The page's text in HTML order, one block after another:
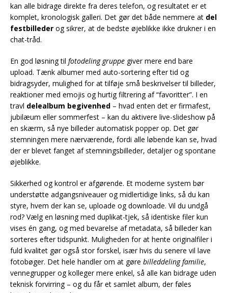
kan alle bidrage direkte fra deres telefon, og resultatet er et
komplet, kronologisk galleri. Det gør det både nemmere at del
festbilleder og sikrer, at de bedste øjeblikke ikke drukner i en
chat-tråd.
En god løsning til fotodeling gruppe giver mere end bare
upload. Tænk albumer med auto-sortering efter tid og
bidragsyder, mulighed for at tilføje små beskrivelser til billeder,
reaktioner med emojis og hurtig filtrering af “favoritter”. I en
travl delealbum begivenhed – hvad enten det er firmafest,
jubilæum eller sommerfest – kan du aktivere live-slideshow på
en skærm, så nye billeder automatisk popper op. Det gør
stemningen mere nærværende, fordi alle løbende kan se, hvad
der er blevet fanget af stemningsbilleder, detaljer og spontane
øjeblikke.
Sikkerhed og kontrol er afgørende. Et moderne system bør
understøtte adgangsniveauer og midlertidige links, så du kan
styre, hvem der kan se, uploade og downloade. Vil du undgå
rod? Vælg en løsning med duplikat-tjek, så identiske filer kun
vises én gang, og med bevarelse af metadata, så billeder kan
sorteres efter tidspunkt. Muligheden for at hente originalfiler i
fuld kvalitet gør også stor forskel, især hvis du senere vil lave
fotobøger. Det hele handler om at gøre billeddeling familie,
vennegrupper og kolleger mere enkel, så alle kan bidrage uden
teknisk forvirring – og du får et samlet album, der føles